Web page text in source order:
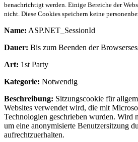
benachrichtigt werden. Einige Bereiche der
nicht. Diese Cookies speichern keine
Name: ASP.NET_SessionId
Dauer: Bis zum Beenden der
Art: 1st Party
Kategorie: Notwendig
Beschreibung: Sitzungscookie für
Websites verwendet wird, die mit
Technologien geschrieben wurden. Wird
um eine anonymisierte Benutzersitzung
aufrechtzuerhalten.